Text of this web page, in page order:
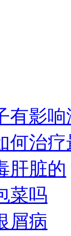
有影响
何治疗
肝脏的
菜吗
屑病